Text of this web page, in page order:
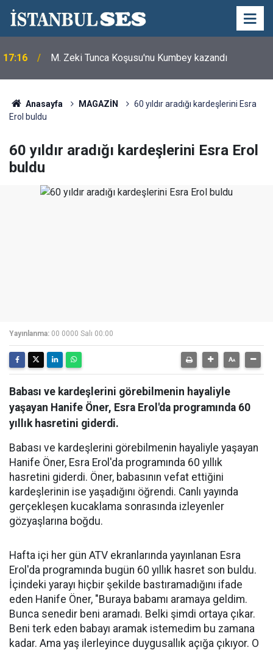
17:16 M. Zeki Tunca Koşusu'nu Kumbey kazandı
Anasayfa MAGAZİN
60 yıldır aradığı kardeşlerini Esra
Erol buldu
60 yıldır aradığı kardeşlerini Esra Erol
buldu
Yayınlanma: 00 0000 Salı 00:00
Babası ve kardeşlerini görebilmenin hayaliyle
yaşayan Hanife Öner, Esra Erol'da programında 60
yıllık hasretini giderdi.
Babası ve kardeşlerini görebilmenin hayaliyle yaşayan
Hanife Öner, Esra Erol'da programında 60 yıllık
hasretini giderdi. Öner, babasının vefat ettiğini
kardeşlerinin ise yaşadığını öğrendi. Canlı yayında
gerçekleşen kucaklama sonrasında izleyenler
gözyaşlarına boğdu.
Hafta içi her gün ATV ekranlarında yayınlanan Esra
Erol'da programında bugün 60 yıllık hasret son buldu.
İçindeki yarayı hiçbir şekilde bastıramadığını ifade
eden Hanife Öner, "Buraya babamı aramaya geldim.
Bunca senedir beni aramadı. Belki şimdi ortaya çıkar.
Beni terk eden babayı aramak istemedim bu zamana
kadar. Ama yaş ilerleyince duygusallık açığa çıkıyor. O